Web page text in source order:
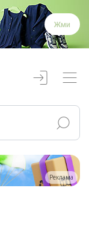
Жми
Реклама